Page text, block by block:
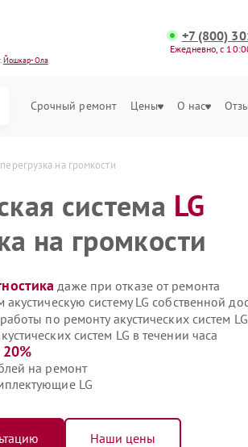
Йошкар-Ола
+7 (800)
Ежедневно, с
Срочный ремонт Цены О нас
на громкости
система LG
на громкости
даже при отказе от ремонта
систему LG собственной
по ремонту акустических систем LG
систем LG в течении часа
20%
на ремонт
LG
Наши цены